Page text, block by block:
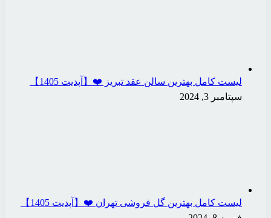
لیست کامل بهترین سالن عقد تبریز ❤️【آپدیت 1405】
سپتامبر 3, 2024
لیست کامل بهترین گل فروشی تهران ❤️【آپدیت 1405】